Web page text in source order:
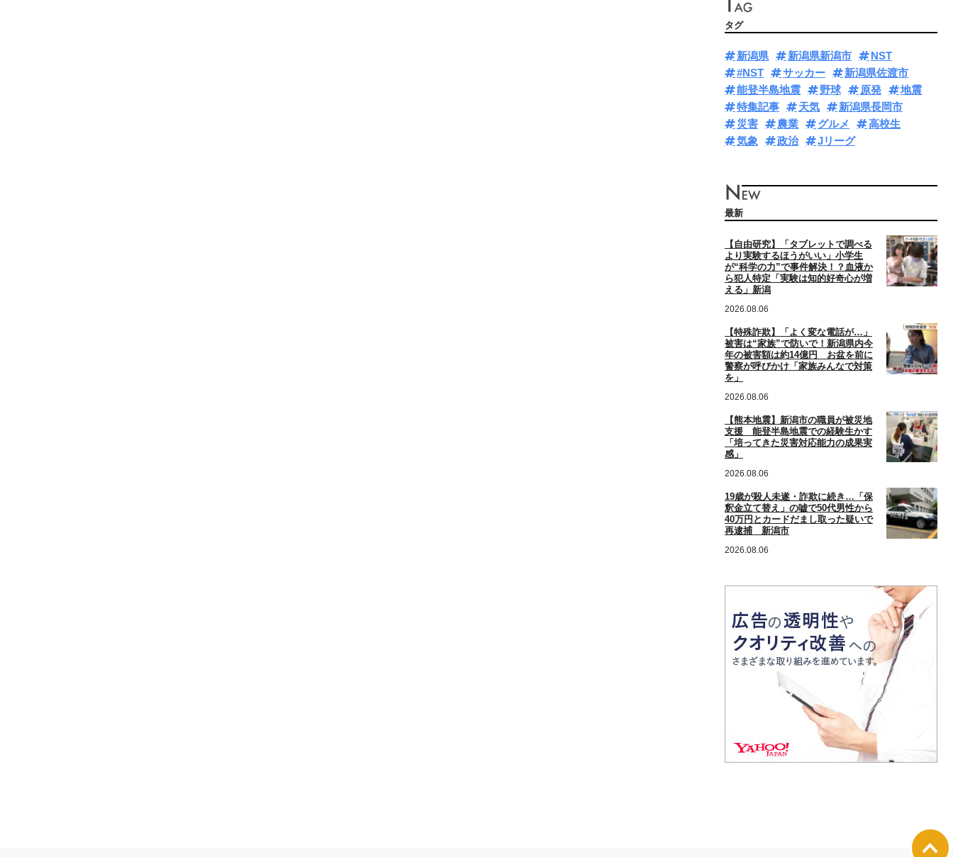
タグ
新潟県 新潟県新潟市
NST
#NST
サッカー
新潟県佐渡市
能登半島地震
野球 原発
地震
特集記事
天気
新潟県長岡市
災害
農業 グルメ
高校生
気象
政治 Jリーグ
最新
【自由研究】「タブレットで調べる
より実験するほうがいい」小学生
が“科学の力”で事件解決！？血液か
ら犯人特定「実験は知的好奇心が増
える」新潟
2026.08.06
【特殊詐欺】「よく変な電話が…」
被害は“家族”で防いで！新潟県内今
年の被害額は約14億円 お盆を前に
警察が呼びかけ「家族みんなで対策
を」
2026.08.06
【熊本地震】新潟市の職員が被災地
支援 能登半島地震での経験生かす
「培ってきた災害対応能力の成果実
感」
2026.08.06
19歳が殺人未遂・詐欺に続き…「保
釈金立て替え」の嘘で50代男性から
40万円とカードだまし取った疑いで
再逮捕 新潟市
2026.08.06